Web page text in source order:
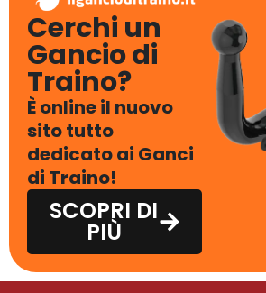
Cerchi un
Gancio di
Traino?
È online il nuovo
sito tutto
dedicato ai Ganci
di Traino!
SCOPRI DI
PIÙ